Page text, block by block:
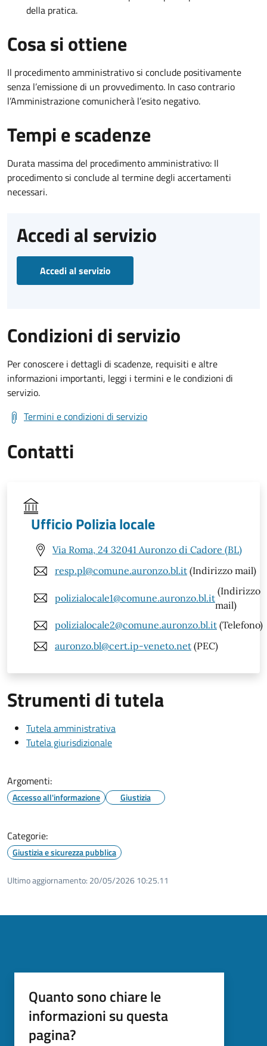
della pratica.
Cosa si ottiene
Il procedimento amministrativo si conclude positivamente
senza l’emissione di un provvedimento. In caso contrario
l’Amministrazione comunicherà l’esito negativo.
Tempi e scadenze
Durata massima del procedimento amministrativo: Il
procedimento si conclude al termine degli accertamenti
necessari.
Accedi al servizio
Accedi al servizio
Condizioni di servizio
Per conoscere i dettagli di scadenze, requisiti e altre
informazioni importanti, leggi i termini e le condizioni di
servizio.
Termini e condizioni di servizio
Contatti
Ufficio Polizia locale
Via Roma, 24 32041 Auronzo di Cadore (BL)
resp.pl@comune.auronzo.bl.it (Indirizzo mail)
polizialocale1@comune.auronzo.bl.it
(Indirizzo
mail)
polizialocale2@comune.auronzo.bl.it (Telefono)
auronzo.bl@cert.ip-veneto.net (PEC)
Strumenti di tutela
Tutela amministrativa
Tutela giurisdizionale
Argomenti:
Accesso all'informazione Giustizia
Categorie:
Giustizia e sicurezza pubblica
Ultimo aggiornamento: 20/05/2026 10:25.11
Quanto sono chiare le
informazioni su questa
pagina?